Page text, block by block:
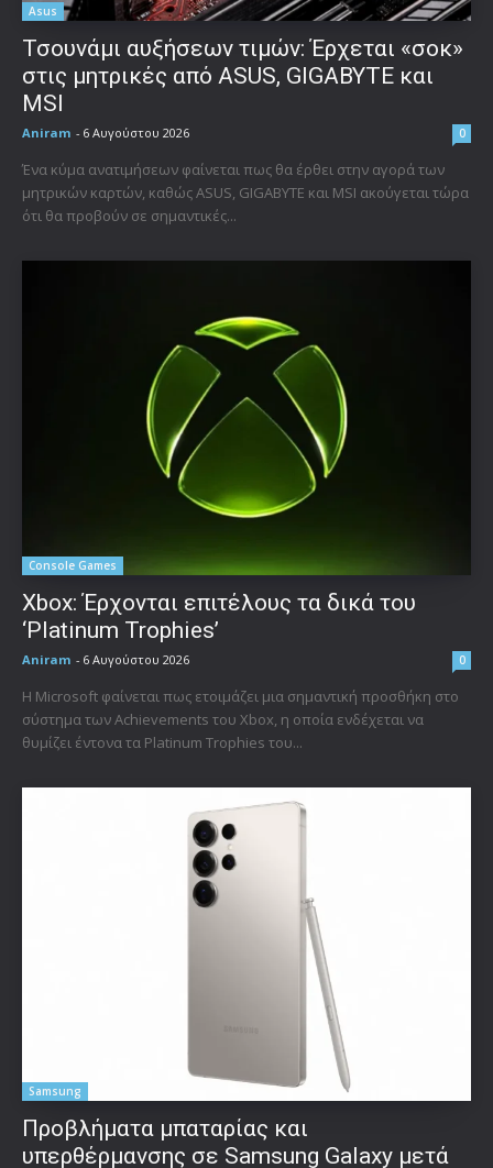
Asus
Τσουνάμι αυξήσεων τιμών: Έρχεται «σοκ»
στις μητρικές από ASUS, GIGABYTE και
MSI
Aniram - 6 Αυγούστου 2026 0
Ένα κύμα ανατιμήσεων φαίνεται πως θα έρθει στην αγορά των
μητρικών καρτών, καθώς ASUS, GIGABYTE και MSI ακούγεται τώρα
ότι θα προβούν σε σημαντικές...
Console Games
Xbox: Έρχονται επιτέλους τα δικά του
‘Platinum Trophies’
Aniram - 6 Αυγούστου 2026 0
Η Microsoft φαίνεται πως ετοιμάζει μια σημαντική προσθήκη στο
σύστημα των Achievements του Xbox, η οποία ενδέχεται να
θυμίζει έντονα τα Platinum Trophies του...
Samsung
Προβλήματα μπαταρίας και
υπερθέρμανσης σε Samsung Galaxy μετά